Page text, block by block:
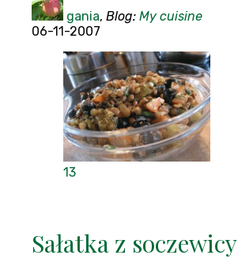
gania, Blog: My cuisine
06-11-2007
13
Sałatka z soczewicy